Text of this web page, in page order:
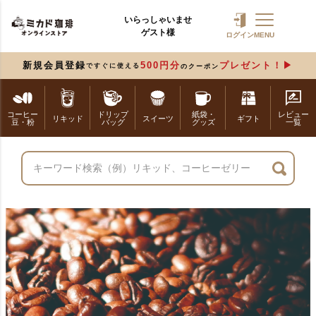
いらっしゃいませ
ゲスト様
ログインMENU
新規会員登録 ですぐに使える 500円分 のクーポン プレゼント！
コーヒー
豆・粉
リキッド
ドリップ
バッグ
スイーツ
紙袋・
グッズ
ギフト
レビュー
一覧